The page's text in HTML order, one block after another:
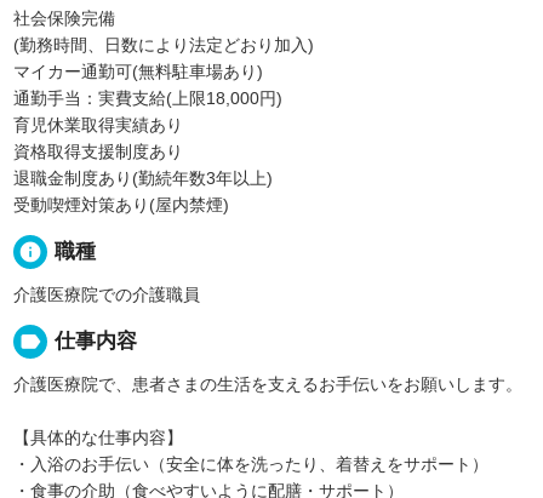
社会保険完備
(勤務時間、日数により法定どおり加入)
マイカー通勤可(無料駐車場あり)
通勤手当：実費支給(上限18,000円)
育児休業取得実績あり
資格取得支援制度あり
退職金制度あり(勤続年数3年以上)
受動喫煙対策あり(屋内禁煙)
info 職種
介護医療院での介護職員
label 仕事内容
介護医療院で、患者さまの生活を支えるお手伝いをお願いします。
【具体的な仕事内容】
・入浴のお手伝い（安全に体を洗ったり、着替えをサポート）
・食事の介助（食べやすいように配膳・サポート）